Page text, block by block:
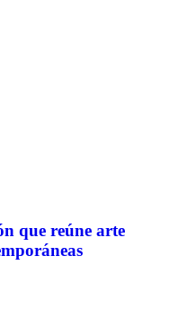
que reúne arte